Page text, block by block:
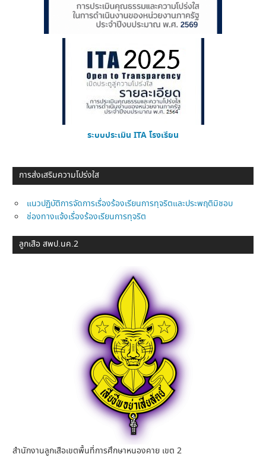
ระบบประเมิน ITA โรงเรียน
การส่งเสริมความโปร่งใส
แนวปฏิบัติการจัดการเรื่องร้องเรียนการทุจริตและประพฤติมิชอบ
ช่องทางแจ้งเรื่องร้องเรียนการทุจริต
ลูกเสือ สพป.นค.2
สำนักงานลูกเสือเขตพื้นที่การศึกษาหนองคาย เขต 2